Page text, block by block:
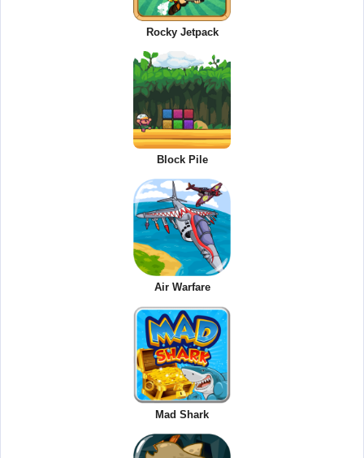
Rocky Jetpack
Block Pile
Air Warfare
Mad Shark